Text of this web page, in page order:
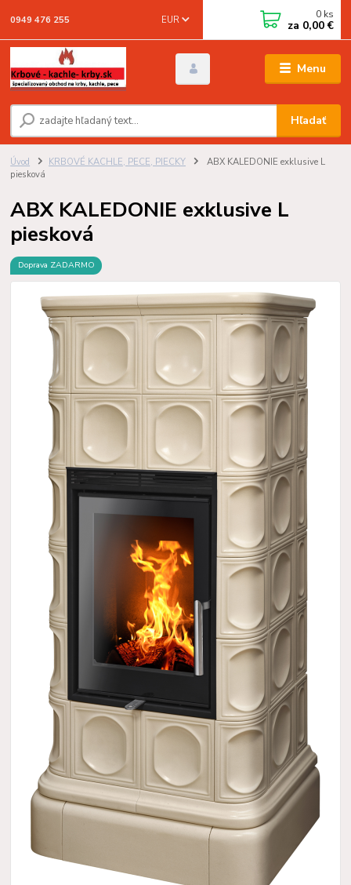
Menu
EUR
Hľadať
0949 476 255 0 ks
za 0,00 €
Úvod KRBOVÉ KACHLE, PECE, PIECKY
ABX KALEDONIE exklusive L
piesková
ABX KALEDONIE exklusive L
piesková
Doprava ZADARMO